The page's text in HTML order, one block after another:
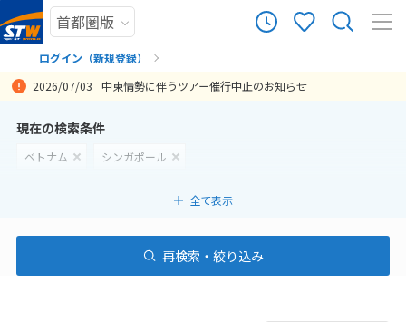
ログイン（新規登録）
まだ登録がありません
2026/07/03 中東情勢に伴うツアー催行中止のお知らせ
現在の検索条件
ベトナム シンガポール
全て表示
再検索・絞り込み